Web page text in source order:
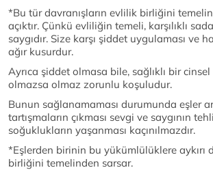
*Bu tür davranışların evlilik birliğini
açıktır. Çünkü evliliğin temeli, karşılıklı
saygıdır. Size karşı şiddet uygulaması ve
ağır kusurdur.
Ayrıca şiddet olmasa bile, sağlıklı bir
olmazsa olmaz zorunlu koşuludur.
Bunun sağlanamaması durumunda eşler
tartışmaların çıkması sevgi ve saygının
soğuklukların yaşanması kaçınılmazdır.
*Eşlerden birinin bu yükümlülüklere aykırı
birliğini temelinden sarsar.